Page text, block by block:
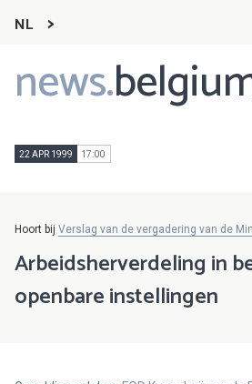
NL
news.
Main
navigation
22 APR 1999 17:00
Hoort bij Verslag van de vergadering van de
Arbeidsherverdeling in
openbare instellingen